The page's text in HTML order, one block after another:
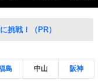
挑戦！（PR）
島 中山 阪神